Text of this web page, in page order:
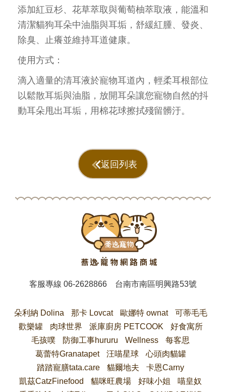
添加紅豆杉、花草萃取與葡萄柚萃取液，能溫和
清潔貓狗耳朵中油脂與耳垢，舒緩紅腫、發炎、
除臭、止癢並維持耳道健康。
使用方式：
滴入適量的清耳液於寵物耳道內，輕柔耳根部位
以鬆散耳垢與油脂，放開耳朵讓您寵物自然的抖
動耳朵甩出耳垢，用棉花球擦拭殘留髒汙。
返回列表
客服專線06-2628866 台南市南區明興路53號
朵利納 Dolina 那卡 Lovcat 歐娜特 ownat
可蒂毛毛
歡樂罐
肉球世界 派庫廚房 PETCOOK
好食寓所
毛孩噗
防御工事hururu Wellness
每客思
葛蕾特Granatapet
汪喵星球
心頭肉貓罐
踏踏寵膳tata.care
貓爾地夫
卡恩Carny
凱茲CatzFinefood
貓咪旺農場 好味小姐
喵皇奴